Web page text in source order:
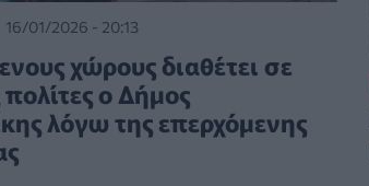
16/01/2026 - 20:13
χώρους διαθέτει σε
ο Δήμος
λόγω της επερχόμενης